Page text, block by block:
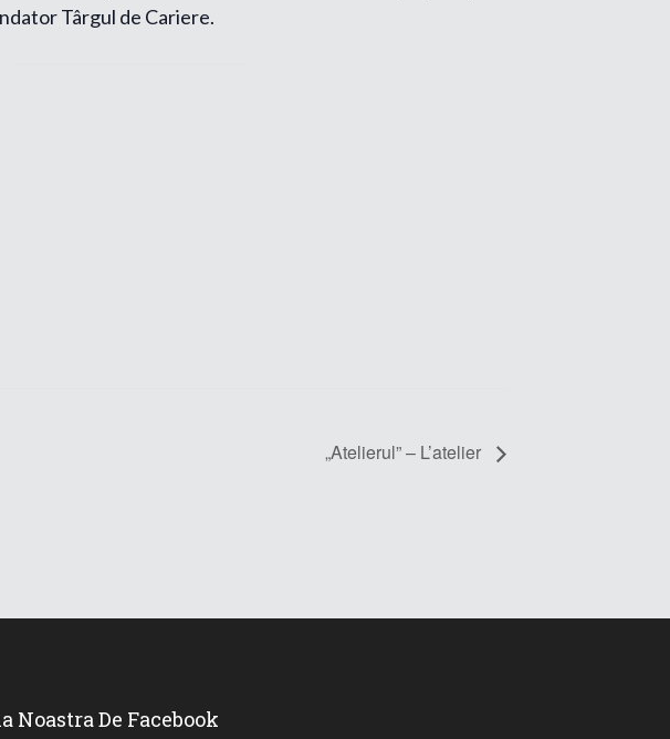
Târgul de Cariere.
„Atelierul” – L’atelier
Noastra De Facebook